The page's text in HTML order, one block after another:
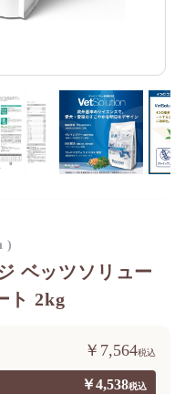
ベッツソリュー
ト 2kg
￥4,538
￥7,564
)